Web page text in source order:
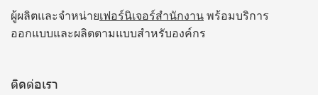
ผู้ผลิตและจำหน่ายเฟอร์นิเจอร์สำนักงาน พร้อมบริการ
ออกแบบและผลิตตามแบบสำหรับองค์กร
ติดต่อเรา